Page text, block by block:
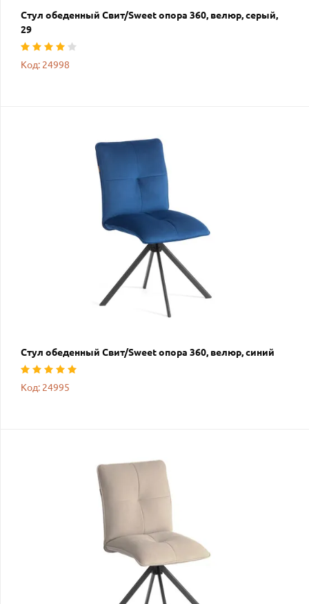
Стул обеденный Свит/Sweet опора 360, велюр, серый,
29
Код: 24998
Стул обеденный Свит/Sweet опора 360, велюр, синий
Код: 24995